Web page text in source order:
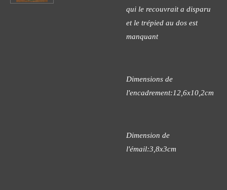
qui le recouvrait a disparu
et le trépied au dos est
manquant
Dimensions de
l'encadrement:12,6x10,2cm
Dimension de
l'émail:3,8x3cm